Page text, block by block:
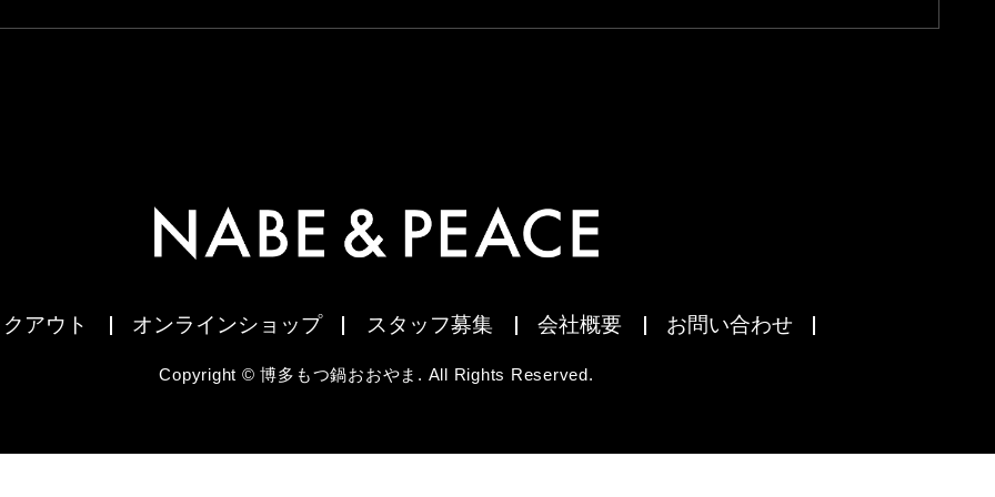
アウト オンラインショップ スタッフ募集 会社概要 お問い合わせ
Copyright © 博多もつ鍋おおやま. All Rights Reserved.